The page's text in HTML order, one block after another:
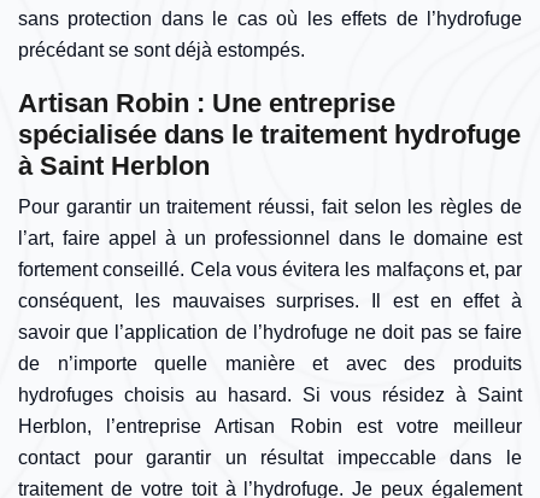
sans protection dans le cas où les effets de l’hydrofuge
précédant se sont déjà estompés.
Artisan Robin : Une entreprise
spécialisée dans le traitement hydrofuge
à Saint Herblon
Pour garantir un traitement réussi, fait selon les règles de
l’art, faire appel à un professionnel dans le domaine est
fortement conseillé. Cela vous évitera les malfaçons et, par
conséquent, les mauvaises surprises. Il est en effet à
savoir que l’application de l’hydrofuge ne doit pas se faire
de n’importe quelle manière et avec des produits
hydrofuges choisis au hasard. Si vous résidez à Saint
Herblon, l’entreprise Artisan Robin est votre meilleur
contact pour garantir un résultat impeccable dans le
traitement de votre toit à l’hydrofuge. Je peux également